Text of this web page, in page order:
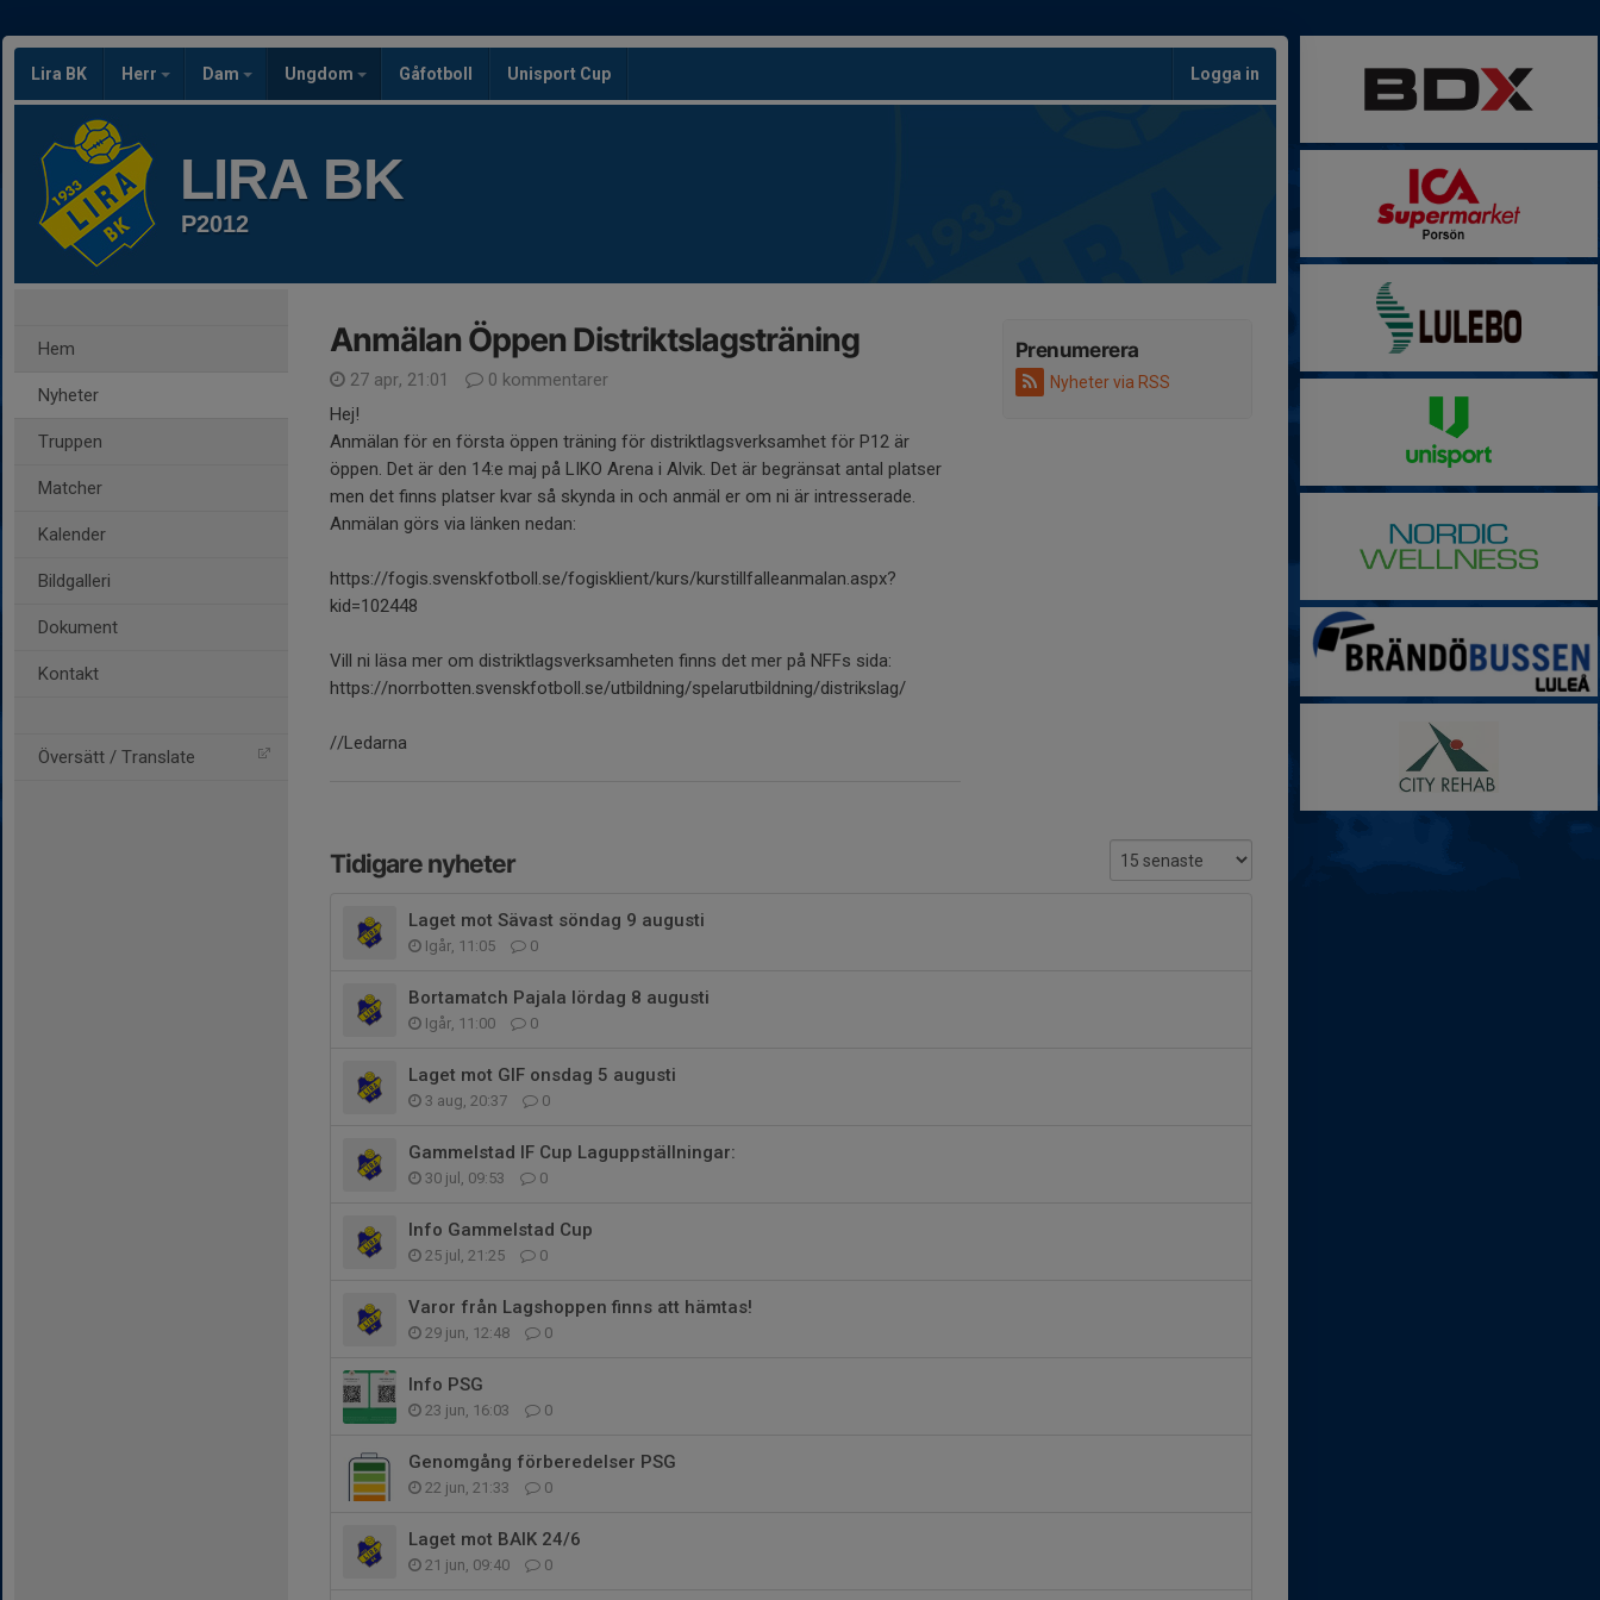
Lira BK Herr Dam Ungdom Gåfotboll Unisport Cup Logga in
LIRA BK
P2012
Hem
Nyheter
Truppen
Matcher
Kalender
Bildgalleri
Dokument
Kontakt
Översätt / Translate
Prenumerera
Nyheter via RSS
Anmälan Öppen Distriktslagsträning
27 apr, 21:01
0 kommentarer
Hej!
Anmälan för en första öppen träning för distriktlagsverksamhet för P12 är
öppen. Det är den 14:e maj på LIKO Arena i Alvik. Det är begränsat antal platser
men det finns platser kvar så skynda in och anmäl er om ni är intresserade.
Anmälan görs via länken nedan:
https://fogis.svenskfotboll.se/fogisklient/kurs/kurstillfalleanmalan.aspx?
kid=102448
Vill ni läsa mer om distriktlagsverksamheten finns det mer på NFFs sida:
https://norrbotten.svenskfotboll.se/utbildning/spelarutbildning/distrikslag/
//Ledarna
Tidigare nyheter
Laget mot Sävast söndag 9 augusti
Igår, 11:05 0
Bortamatch Pajala lördag 8 augusti
Igår, 11:00 0
Laget mot GIF onsdag 5 augusti
3 aug, 20:37 0
Gammelstad IF Cup Laguppställningar:
30 jul, 09:53 0
Info Gammelstad Cup
25 jul, 21:25 0
Varor från Lagshoppen finns att hämtas!
29 jun, 12:48 0
Info PSG
23 jun, 16:03 0
Genomgång förberedelser PSG
22 jun, 21:33 0
Laget mot BAIK 24/6
21 jun, 09:40 0